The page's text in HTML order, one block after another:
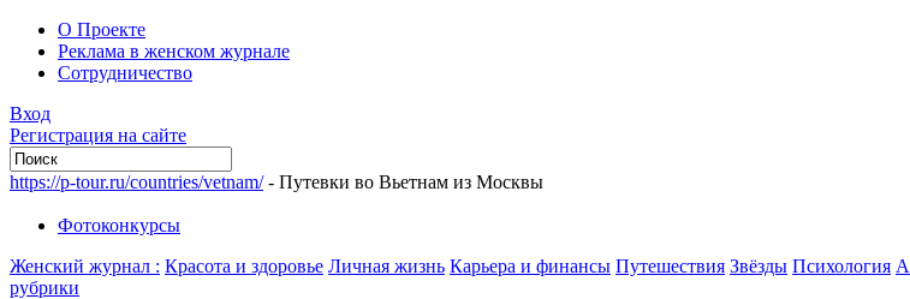
О Проекте
Реклама в женском журнале
Сотрудничество
Вход
Регистрация на сайте
https://p-tour.ru/countries/vetnam/- Путевки во Вьетнам из Москвы
Фотоконкурсы
Женский журнал : Красота и здоровье Личная жизнь Карьера и финансы Путешествия Звёзды Психология
рубрики